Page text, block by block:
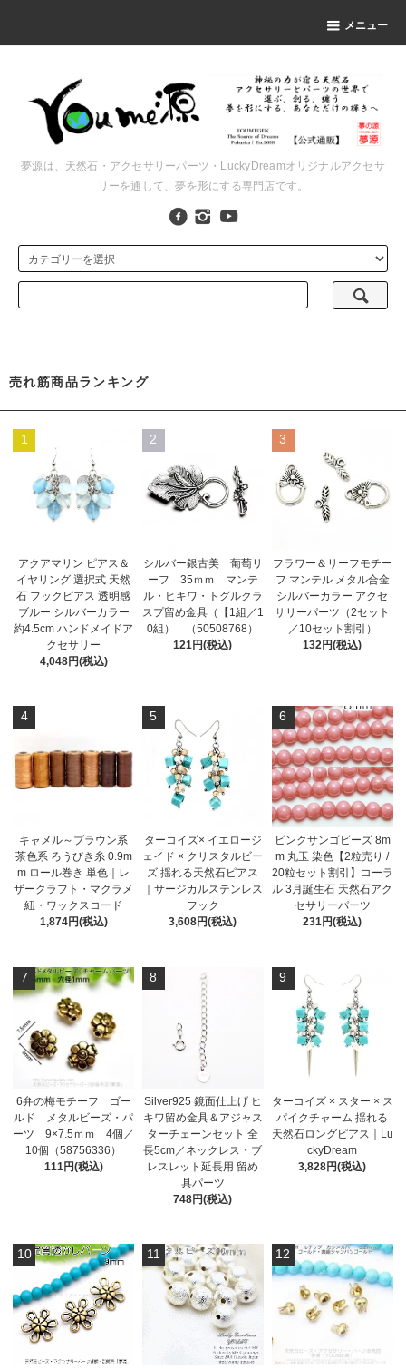
メニュー
夢源は、天然石・アクセサリーパーツ・LuckyDreamオリジナルアクセサ
リーを通して、夢を形にする専門店です。
売れ筋商品ランキング
1
アクアマリン ピアス＆
イヤリング 選択式 天然
石 フックピアス 透明感
ブルー シルバーカラー
約4.5cm ハンドメイドア
クセサリー
4,048円(税込)
2
シルバー銀古美 葡萄リ
ーフ 35ｍｍ マンテ
ル・ヒキワ・トグルクラ
スプ留め金具（【1組／1
0組） （50508768）
121円(税込)
3
フラワー＆リーフモチー
フ マンテル メタル合金
シルバーカラー アクセ
サリーパーツ（2セット
／10セット割引）
132円(税込)
4
キャメル～ブラウン系
茶色系 ろうびき糸 0.9m
m ロール巻き 単色｜レ
ザークラフト・マクラメ
紐・ワックスコード
1,874円(税込)
5
ターコイズ× イエロージ
ェイド × クリスタルビー
ズ 揺れる天然石ピアス
｜サージカルステンレス
フック
3,608円(税込)
6
ピンクサンゴビーズ 8m
m 丸玉 染色【2粒売り /
20粒セット割引】コーラ
ル 3月誕生石 天然石アク
セサリーパーツ
231円(税込)
7
6弁の梅モチーフ ゴー
ルド メタルビーズ・パ
ーツ 9×7.5ｍｍ 4個／
10個（58756336）
111円(税込)
8
Silver925 鏡面仕上げ ヒ
キワ留め金具＆アジャス
ターチェーンセット 全
長5cm／ネックレス・ブ
レスレット延長用 留め
具パーツ
748円(税込)
9
ターコイズ × スター × ス
パイクチャーム 揺れる
天然石ロングピアス｜Lu
ckyDream
3,828円(税込)
10 11 12